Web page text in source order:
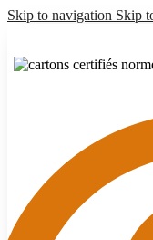
Skip to navigation Skip